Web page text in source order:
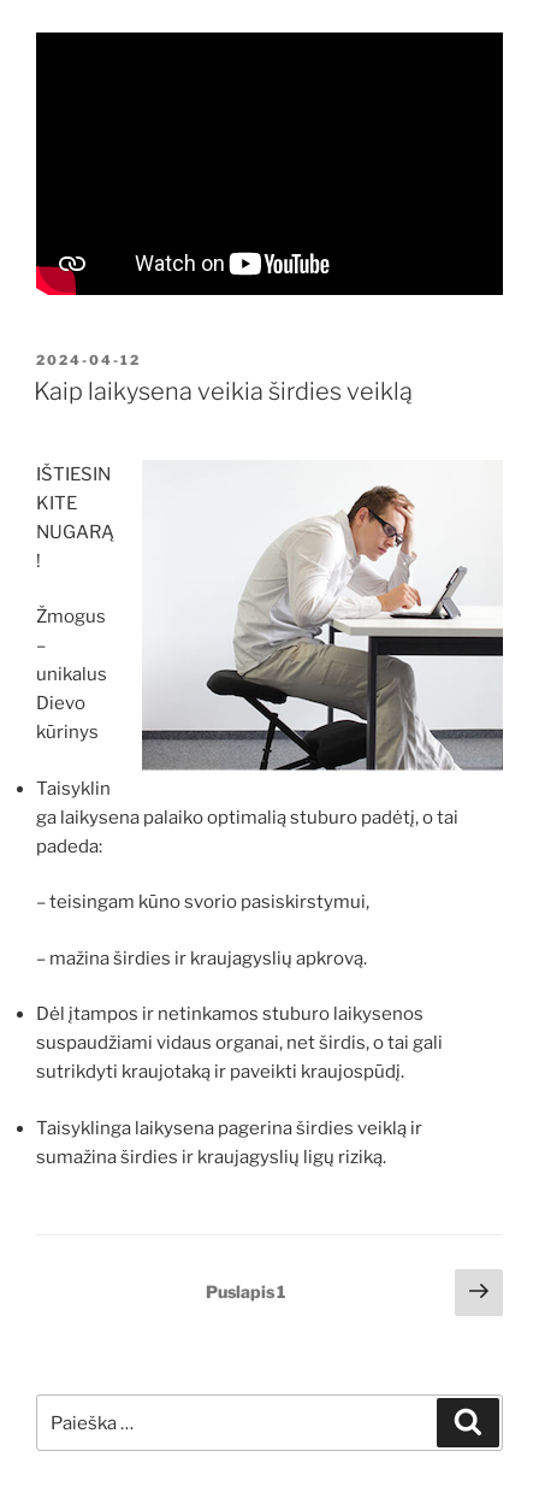
PASKELBTA
2024-04-12
Kaip laikysena veikia širdies veiklą
IŠTIESIN
KITE
NUGARĄ
!
Žmogus
–
unikalus
Dievo
kūrinys
Taisyklin
ga laikysena palaiko optimalią stuburo padėtį, o tai
padeda:
– teisingam kūno svorio pasiskirstymui,
– mažina širdies ir kraujagyslių apkrovą.
Dėl įtampos ir netinkamos stuburo laikysenos
suspaudžiami vidaus organai, net širdis, o tai gali
sutrikdyti kraujotaką ir paveikti kraujospūdį.
Taisyklinga laikysena pagerina širdies veiklą ir
sumažina širdies ir kraujagyslių ligų riziką.
Puslapis1